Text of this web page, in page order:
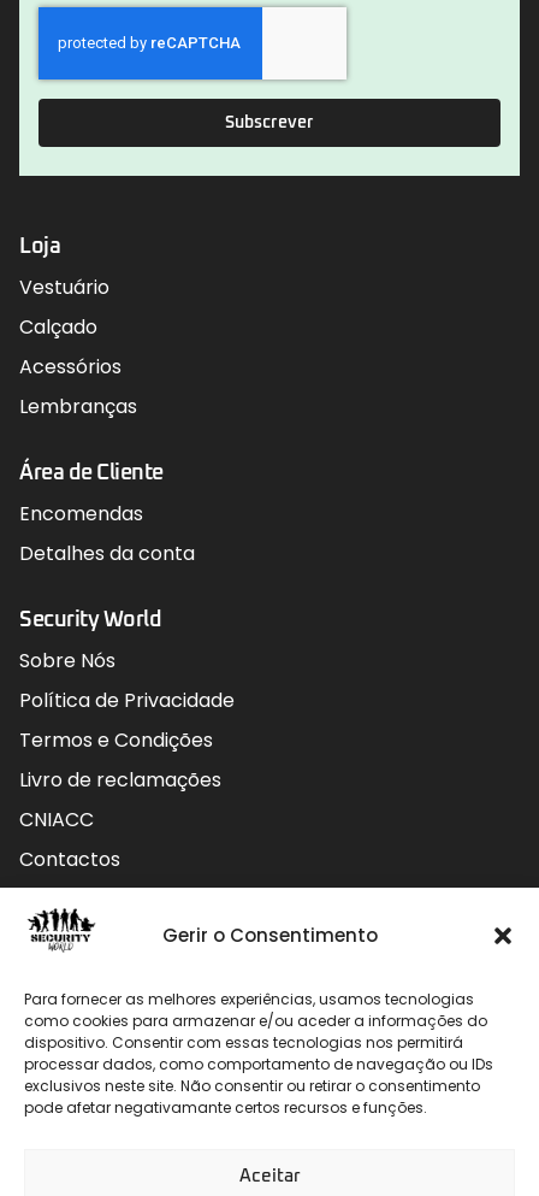
Gerir o Consentimento
Para fornecer as melhores experiências, usamos tecnologias
como cookies para armazenar e/ou aceder a informações do
dispositivo. Consentir com essas tecnologias nos permitirá
processar dados, como comportamento de navegação ou IDs
exclusivos neste site. Não consentir ou retirar o consentimento
pode afetar negativamante certos recursos e funções.
Aceitar
Subscrever
Loja
Vestuário
Calçado
Acessórios
Lembranças
Área de Cliente
Encomendas
Detalhes da conta
Security World
Sobre Nós
Política de Privacidade
Termos e Condições
Livro de reclamações
CNIACC
Contactos
Contactos
912 009 740 (Chamada para rede móvel nacional)
geral@securityworld.pt